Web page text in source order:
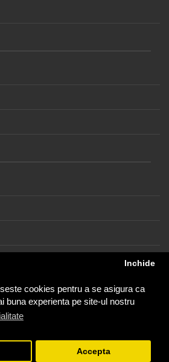
cookies pentru a se asigura ca
buna experienta pe site-ul nostru
Inchide
Accepta